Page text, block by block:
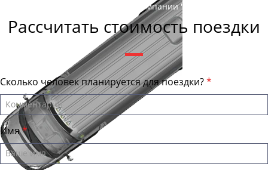
, директор компании "СочиБас"
Рассчитать стоимость поездки
Сколько человек планируется для поездки?
Имя